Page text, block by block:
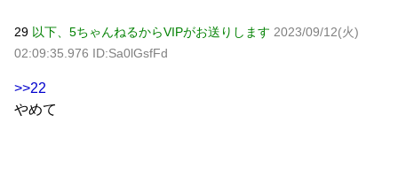
29 以下、5ちゃんねるからVIPがお送りします 2023/09/12(火)
02:09:35.976 ID:Sa0lGsfFd
>>22
やめて